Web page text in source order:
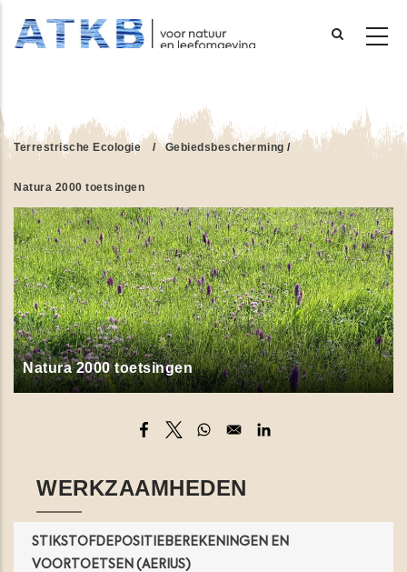
naar
de
inhoud
Terrestrische Ecologie / Gebiedsbescherming /
Natura 2000 toetsingen
Natura 2000 toetsingen
Opens in a new window
Opens in a new window
Opens in a new window
Opens in a new window
WERKZAAMHEDEN
STIKSTOFDEPOSITIEBEREKENINGEN EN
VOORTOETSEN (AERIUS)